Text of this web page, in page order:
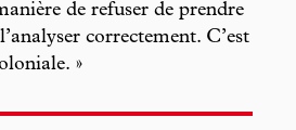
de refuser de prendre
correctement. C’est
»